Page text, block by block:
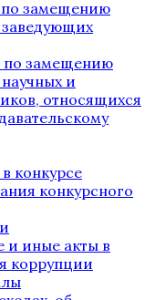
по замещению
по замещению
и
относящихся
конкурсе
конкурсного
и иные акты в
коррупции